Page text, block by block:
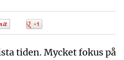
tiden. Mycket fokus på